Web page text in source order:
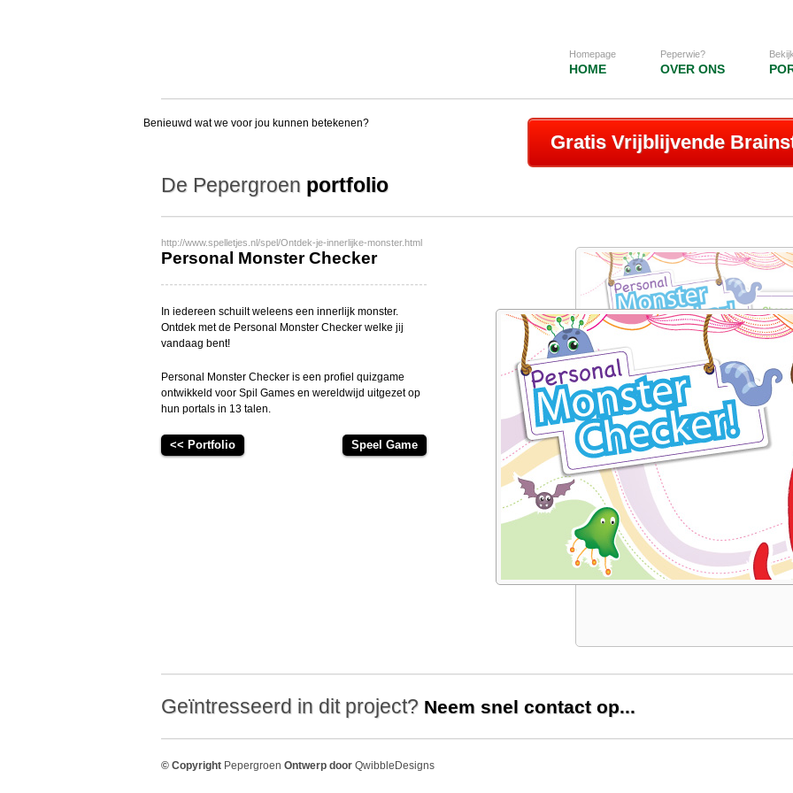
Peperwie?
OVER ONS
Homepage
HOME
Gratis Vrijblijvende
De Pepergroen portfolio
Benieuwd wat we voor jou kunnen betekenen?
http://www.spelletjes.nl/spel/Ontdek-je-innerlijke-monster.html
Personal Monster Checker
In iedereen schuilt weleens een innerlijk monster.
Ontdek met de Personal Monster Checker welke jij
vandaag bent!
Personal Monster Checker is een profiel quizgame
ontwikkeld voor Spil Games en wereldwijd uitgezet op
hun portals in 13 talen.
<< Portfolio Speel Game
Geïntresseerd in dit project? Neem snel contact op...
© Copyright Pepergroen Ontwerp door QwibbleDesigns